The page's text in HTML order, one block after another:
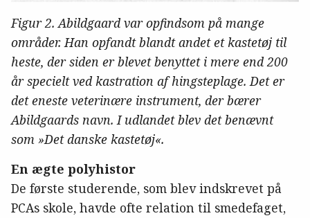
Figur 2. Abildgaard var opfindsom på mange
områder. Han opfandt blandt andet et kastetøj til
heste, der siden er blevet benyttet i mere end 200
år specielt ved kastration af hingsteplage. Det er
det eneste veterinære instrument, der bærer
Abildgaards navn. I udlandet blev det benævnt
som »Det danske kastetøj«.
En ægte polyhistor
De første studerende, som blev indskrevet på
PCAs skole, havde ofte relation til smedefaget,